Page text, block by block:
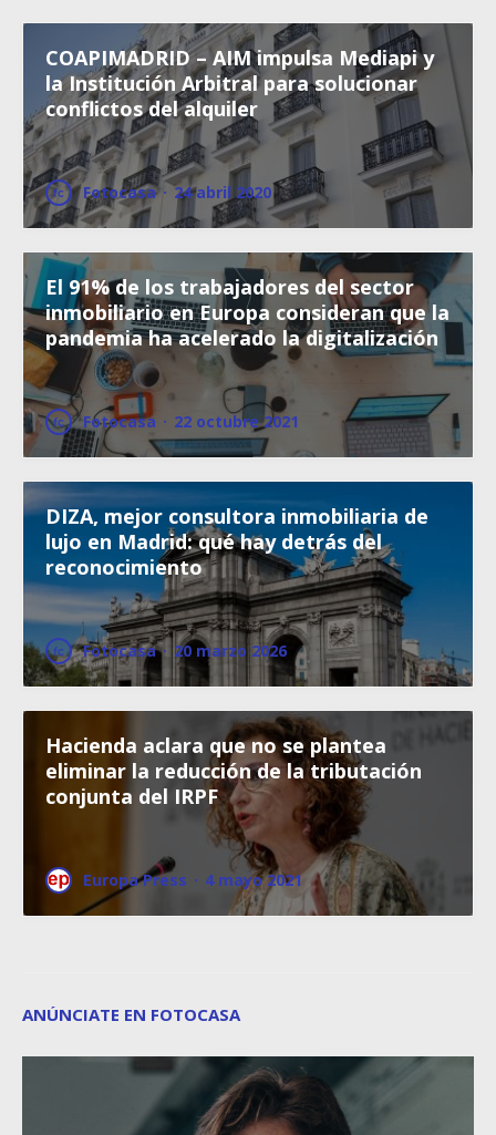
COAPIMADRID – AIM impulsa Mediapi y
la Institución Arbitral para solucionar
conflictos del alquiler
Fotocasa · 24 abril 2020
El 91% de los trabajadores del sector
inmobiliario en Europa consideran que la
pandemia ha acelerado la digitalización
Fotocasa · 22 octubre 2021
DIZA, mejor consultora inmobiliaria de
lujo en Madrid: qué hay detrás del
reconocimiento
Fotocasa · 20 marzo 2026
Hacienda aclara que no se plantea
eliminar la reducción de la tributación
conjunta del IRPF
Europa Press · 4 mayo 2021
ANÚNCIATE EN FOTOCASA